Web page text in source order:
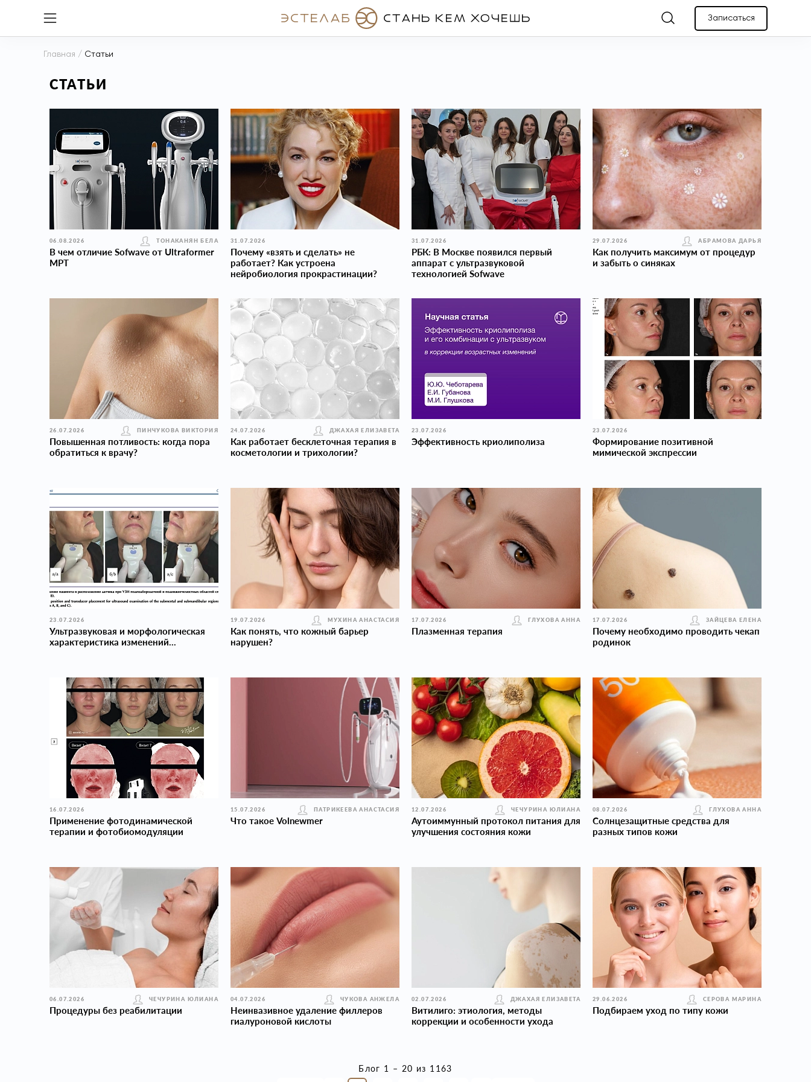
Записаться
Главная / Статьи
СТАТЬИ
06.08.2026 ТОНАКАНЯН БЕЛА
В чем отличие Sofwave от Ultraformer
MPT
31.07.2026
Почему «взять и сделать» не
работает? Как устроена
нейробиология прокраcтинации?
31.07.2026
РБК: В Москве появился первый
аппарат с ультразвуковой
технологией Sofwave
29.07.2026 АБРАМОВА ДАРЬЯ
Как получить максимум от процедур
и забыть о синяках
26.07.2026 ПИНЧУКОВА ВИКТОРИЯ
Повышенная потливость: когда пора
обратиться к врачу?
24.07.2026 ДЖАХАЯ ЕЛИЗАВЕТА
Как работает бесклеточная терапия в
косметологии и трихологии?
23.07.2026
Эффективность криолиполиза
23.07.2026
Формирование позитивной
мимической экспрессии
23.07.2026
Ультразвуковая и морфологическая
характеристика изменений...
19.07.2026 МУХИНА АНАСТАСИЯ
Как понять, что кожный барьер
нарушен?
17.07.2026 ГЛУХОВА АННА
Плазменная терапия
17.07.2026 ЗАЙЦЕВА ЕЛЕНА
Почему необходимо проводить чекап
родинок
16.07.2026
Применение фотодинамической
терапии и фотобиомодуляции
15.07.2026 ПАТРИКЕЕВА АНАСТАСИЯ
Что такое Volnewmer
12.07.2026 ЧЕЧУРИНА ЮЛИАНА
Аутоиммунный протокол питания для
улучшения состояния кожи
08.07.2026 ГЛУХОВА АННА
Солнцезащитные средства для
разных типов кожи
06.07.2026 ЧЕЧУРИНА ЮЛИАНА
Процедуры без реабилитации
04.07.2026 ЧУКОВА АНЖЕЛА
Неинвазивное удаление филлеров
гиалуроновой кислоты
02.07.2026 ДЖАХАЯ ЕЛИЗАВЕТА
Витилиго: этиология, методы
коррекции и особенности ухода
29.06.2026 СЕРОВА МАРИНА
Подбираем уход по типу кожи
Блог 1 – 20 из 1163